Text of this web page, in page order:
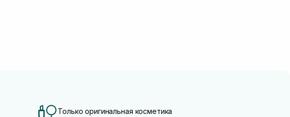
Только оригинальная косметика